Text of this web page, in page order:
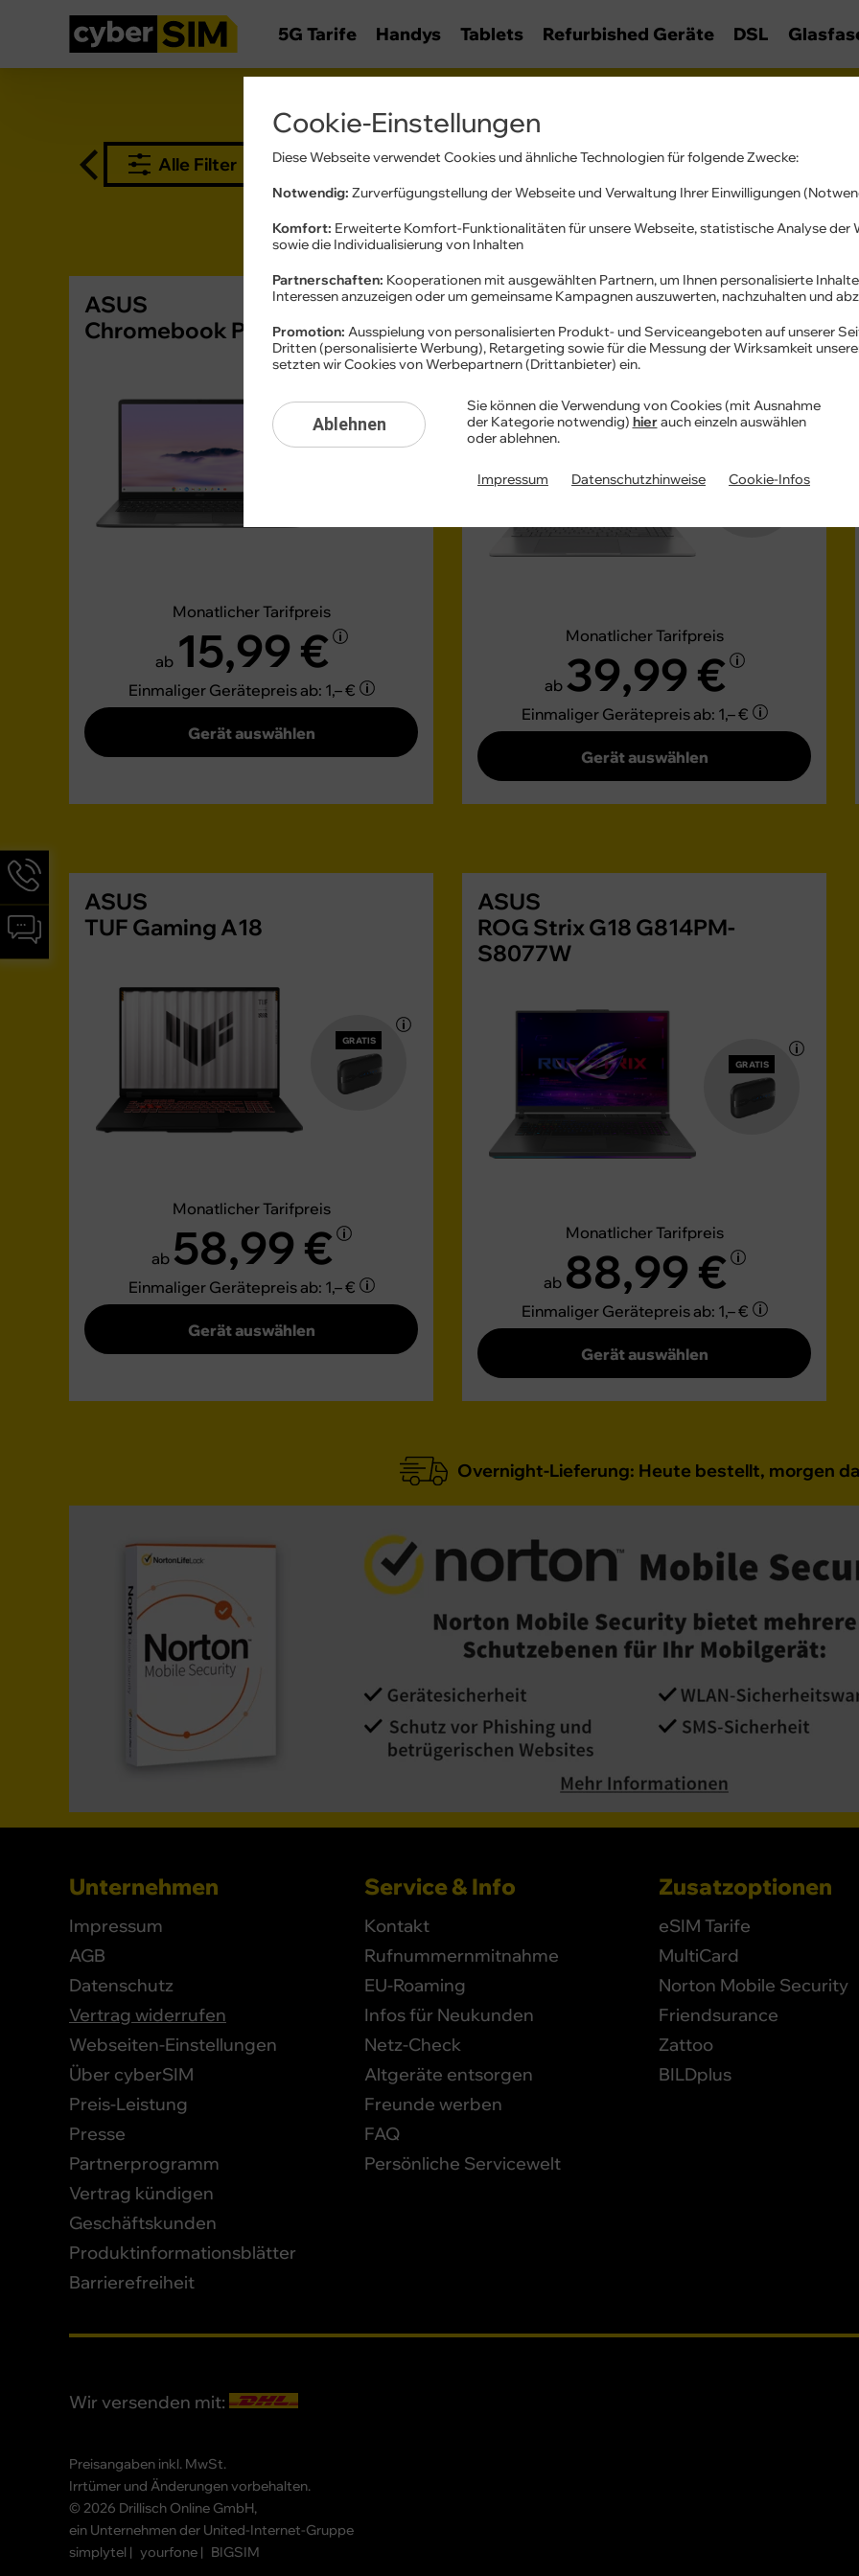
5G Tarife Handys Tablets Refurbished Geräte DSL
ASUS Tablets & Notebooks mit
Alle Filter D-Link
ASUS
Chromebook Plus CX15
Monatlicher Tarifpreis
ab 15,99 €
Einmaliger Gerätepreisab: 1,– €
Gerät auswählen
ASUS
Vivobook S 16 S3607QA-
SH050W
Monatlicher Tarifpreis
ab 39,99 €
Einmaliger Gerätepreisab: 1,– €
Gerät auswählen
ASUS
TUF Gaming A18
GRATIS
Monatlicher Tarifpreis
ab 58,99 €
Einmaliger Gerätepreisab: 1,– €
Gerät auswählen
ASUS
ROG Strix G18 G814PM-
S8077W
GRATIS
Monatlicher Tarifpreis
ab 88,99 €
Einmaliger Gerätepreisab: 1,– €
Gerät auswählen
Overnight-Lieferung: Heute bestellt, morgen
Unternehmen
Impressum
AGB
Datenschutz
Vertrag widerrufen
Webseiten-Einstellungen
Über cyberSIM
Preis-Leistung
Presse
Partnerprogramm
Vertrag kündigen
Geschäftskunden
Produktinformationsblätter
Barrierefreiheit
Service & Info
Kontakt
Rufnummernmitnahme
EU-Roaming
Infos für Neukunden
Netz-Check
Altgeräte entsorgen
Freunde werben
FAQ
Persönliche Servicewelt
Zusatzoptionen
eSIM Tarife
MultiCard
Norton Mobile Security
Friendsurance
Zattoo
BILDplus
Wir versenden mit:
Preisangaben inkl. MwSt.
Irrtümer und Änderungen vorbehalten.
© 2026 Drillisch Online GmbH,
ein Unternehmen der United-Internet-Gruppe
simplytel
yourfone BIGSIM
Hotline-
Informationen
werden
angezeigt
Chat-
Informationen
werden
Cookie-Einstellungen
Diese Webseite verwendet Cookies und ähnliche Technologien für folgende Zwecke:
Notwendig: Zurverfügungstellung der Webseite und Verwaltung Ihrer Einwilligungen
Komfort: Erweiterte Komfort-Funktionalitäten für unsere Webseite, statistische Analyse der
sowie die Individualisierung von Inhalten
Partnerschaften: Kooperationen mit ausgewählten Partnern, um Ihnen personalisierte
Interessen anzuzeigen oder um gemeinsame Kampagnen auszuwerten, nachzuhalten und
Promotion: Ausspielung von personalisierten Produkt- und Serviceangeboten auf unserer
Dritten (personalisierte Werbung), Retargeting sowie für die Messung der Wirksamkeit
setzten wir Cookies von Werbepartnern (Drittanbieter) ein.
Ablehnen
Sie können die Verwendung von Cookies (mit Ausnahme
der Kategorie notwendig) hierauch einzeln auswählen
oder ablehnen.
Impressum Datenschutzhinweise Cookie-Infos